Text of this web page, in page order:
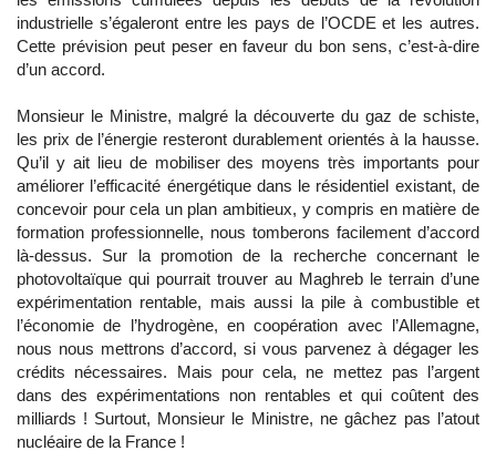
industrielle s’égaleront entre les pays de l’OCDE et les autres.
Cette prévision peut peser en faveur du bon sens, c’est-à-dire
d’un accord.
Monsieur le Ministre, malgré la découverte du gaz de schiste,
les prix de l’énergie resteront durablement orientés à la hausse.
Qu’il y ait lieu de mobiliser des moyens très importants pour
améliorer l’efficacité énergétique dans le résidentiel existant, de
concevoir pour cela un plan ambitieux, y compris en matière de
formation professionnelle, nous tomberons facilement d’accord
là-dessus. Sur la promotion de la recherche concernant le
photovoltaïque qui pourrait trouver au Maghreb le terrain d’une
expérimentation rentable, mais aussi la pile à combustible et
l’économie de l’hydrogène, en coopération avec l’Allemagne,
nous nous mettrons d’accord, si vous parvenez à dégager les
crédits nécessaires. Mais pour cela, ne mettez pas l’argent
dans des expérimentations non rentables et qui coûtent des
milliards ! Surtout, Monsieur le Ministre, ne gâchez pas l’atout
nucléaire de la France !